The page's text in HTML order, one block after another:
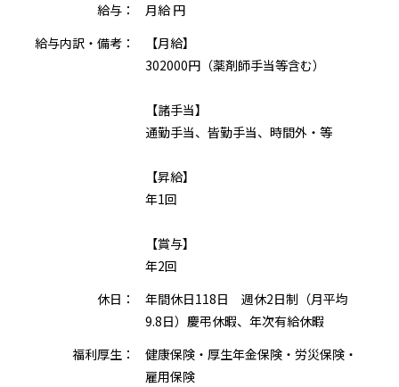
給与：
月給 円
給与内訳・備考：
【月給】
302000円（薬剤師手当等含む）
【諸手当】
通勤手当、皆勤手当、時間外・等
【昇給】
年1回
【賞与】
年2回
休日：
年間休日118日 週休2日制（月平均
9.8日）慶弔休暇、年次有給休暇
福利厚生：
健康保険・厚生年金保険・労災保険・
雇用保険